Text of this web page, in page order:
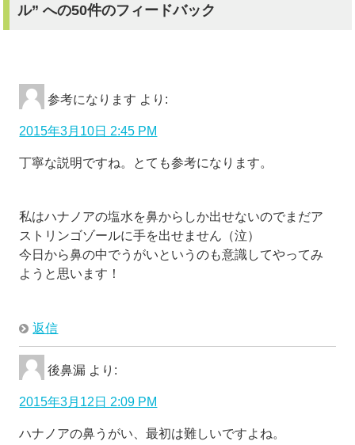
ル” への50件のフィードバック
参考になります より:
2015年3月10日 2:45 PM
丁寧な説明ですね。とても参考になります。
私はハナノアの塩水を鼻からしか出せないのでまだア
ストリンゴゾールに手を出せません（泣）
今日から鼻の中でうがいというのも意識してやってみ
ようと思います！
返信
後鼻漏 より:
2015年3月12日 2:09 PM
ハナノアの鼻うがい、最初は難しいですよね。